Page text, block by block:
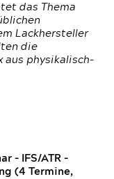
das Thema
Lackhersteller
die
aus physikalisch-
- IFS/ATR -
(4 Termine,